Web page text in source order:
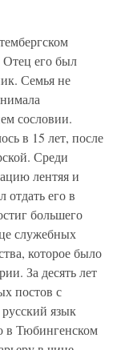
его был
Семья не
сословии.
в 15 лет, после
Среди
лентяя и
отдать его в
большего
служебных
которое было
За десять лет
постов с
язык
в Тюбингенском